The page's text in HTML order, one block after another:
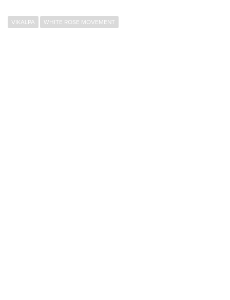
VIKALPA WHITE ROSE MOVEMENT